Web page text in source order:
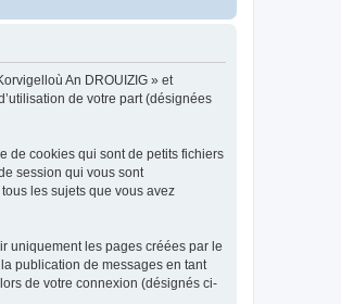
An DROUIZIG » et
de votre part (désignées
de cookies qui sont de petits fichiers
session qui vous sont
les sujets que vous avez
uniquement les pages créées par le
publication de messages en tant
de votre connexion (désignés ci-